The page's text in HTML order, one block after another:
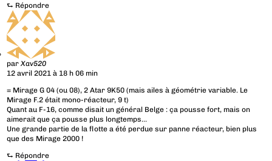
⮑ Répondre
parXav520
12 avril 2021 à 18 h 06 min
= Mirage G 04 (ou 08), 2 Atar 9K50 (mais ailes à géométrie variable. Le
Mirage F.2 était mono-réacteur, 9 t)
Quant au F-16, comme disait un général Belge : ça pousse fort, mais on
aimerait que ça pousse plus longtemps…
Une grande partie de la flotte a été perdue sur panne réacteur, bien plus
que des Mirage 2000 !
⮑ Répondre